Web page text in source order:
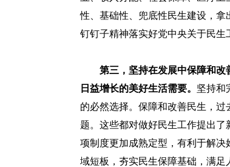
性、基础性、兜底性民生建设，
钉钉子精神落实好党中央关于民生
第三，坚持在发展中保障和
日益增长的美好生活需要。 坚持和
的必然选择。保障和改善民生，过
题。这些都对做好民生工作提出
项制度更加成熟定型，有利于解
域短板，夯实民生保障基础，满